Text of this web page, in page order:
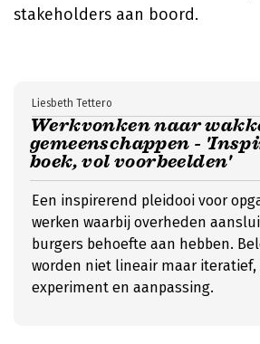
stakeholders aan boord.
Werkvonken naar
gemeenschappen -
boek, vol voorbeelden'
Liesbeth Tettero
Een inspirerend pleidooi voor
werken waarbij overheden
burgers behoefte aan hebben.
worden niet lineair maar
experiment en aanpassing.